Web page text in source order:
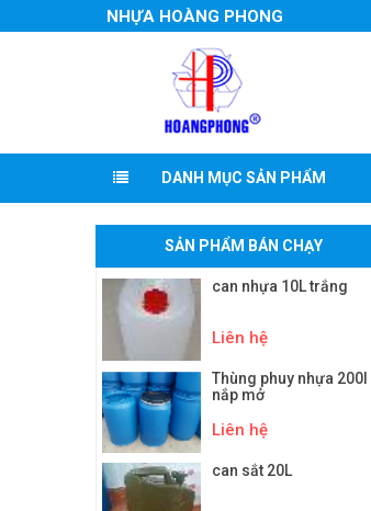
NHỰA HOÀNG PHONG
DANH MỤC SẢN PHẨM
SẢN PHẨM BÁN CHẠY
can nhựa 10L trắng
Liên hệ
Thùng phuy nhựa 200l
nắp mở
Liên hệ
can sắt 20L